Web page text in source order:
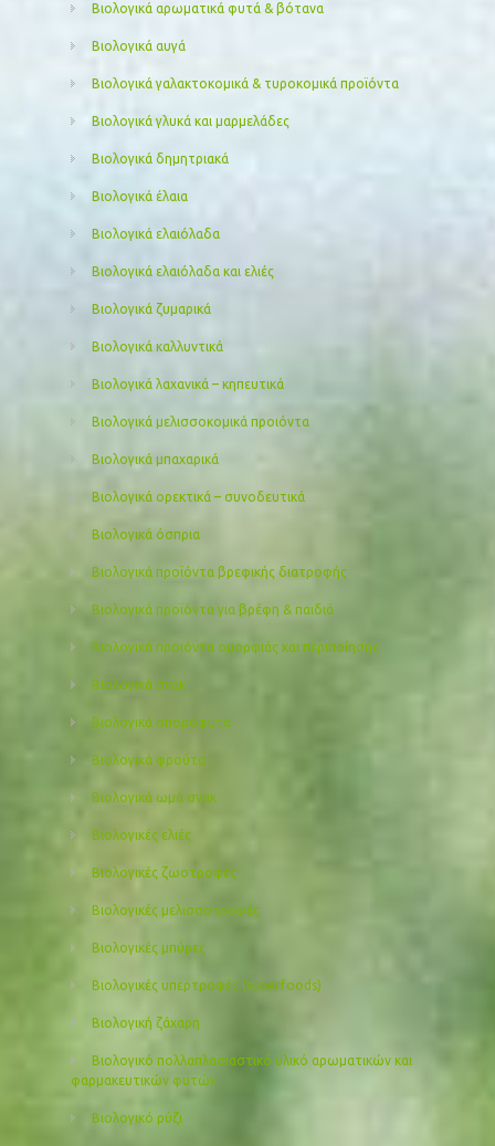
Βιολογικά αρωματικά φυτά & βότανα
Βιολογικά αυγά
Βιολογικά γαλακτοκομικά & τυροκομικά προϊόντα
Βιολογικά γλυκά και μαρμελάδες
Βιολογικά δημητριακά
Βιολογικά έλαια
Βιολογικά ελαιόλαδα
Βιολογικά ελαιόλαδα και ελιές
Βιολογικά ζυμαρικά
Βιολογικά καλλυντικά
Βιολογικά λαχανικά – κηπευτικά
Βιολογικά μελισσοκομικά προιόντα
Βιολογικά μπαχαρικά
Βιολογικά ορεκτικά – συνοδευτικά
Βιολογικά όσπρια
Βιολογικά προϊόντα βρεφικής διατροφής
Βιολογικά προϊόντα για βρέφη & παιδιά
Βιολογικά προιόντα ομορφιάς και περιποίησης
Βιολογικά σνακ
Βιολογικά σπορόφυτα
Βιολογικά φρούτα
Βιολογικά ωμά σνακ
Βιολογικές ελιές
Βιολογικές ζωοτροφές
Βιολογικές μελισσοτροφές
Βιολογικές μπύρες
Βιολογικές υπερτροφές (superfoods)
Βιολογική ζάχαρη
Βιολογικό πολλαπλασιαστικό υλικό αρωματικών και
φαρμακευτικών φυτών
Βιολογικό ρύζι